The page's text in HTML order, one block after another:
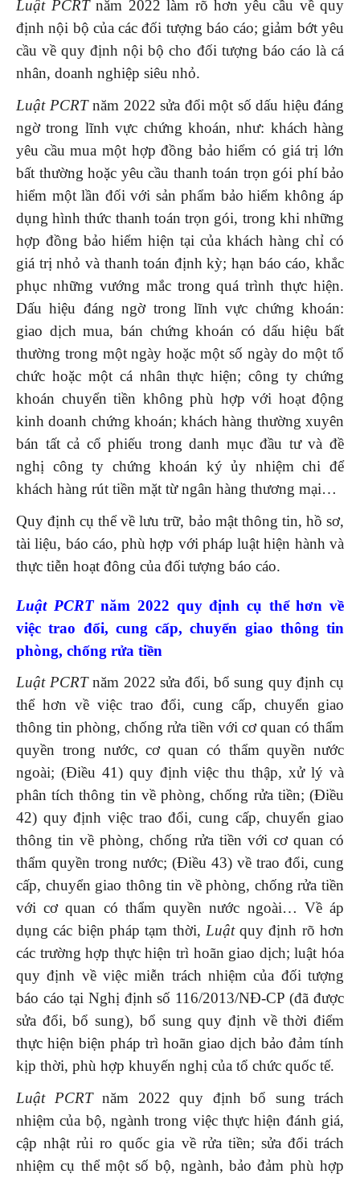
Luật PCRTnăm 2022 làm rõ hơn yêu cầu về quy
định nội bộ của các đối tượng báo cáo; giảm bớt yêu
cầu về quy định nội bộ cho đối tượng báo cáo là cá
nhân, doanh nghiệp siêu nhỏ.
Luật PCRTnăm 2022 sửa đổi một số dấu hiệu đáng
ngờ trong lĩnh vực chứng khoán, như: khách hàng
yêu cầu mua một hợp đồng bảo hiểm có giá trị lớn
bất thường hoặc yêu cầu thanh toán trọn gói phí bảo
hiểm một lần đối với sản phẩm bảo hiểm không áp
dụng hình thức thanh toán trọn gói, trong khi những
hợp đồng bảo hiểm hiện tại của khách hàng chỉ có
giá trị nhỏ và thanh toán định kỳ; hạn báo cáo, khắc
phục những vướng mắc trong quá trình thực hiện.
Dấu hiệu đáng ngờ trong lĩnh vực chứng khoán:
giao dịch mua, bán chứng khoán có dấu hiệu bất
thường trong một ngày hoặc một số ngày do một tổ
chức hoặc một cá nhân thực hiện; công ty chứng
khoán chuyển tiền không phù hợp với hoạt động
kinh doanh chứng khoán; khách hàng thường xuyên
bán tất cả cổ phiếu trong danh mục đầu tư và đề
nghị công ty chứng khoán ký ủy nhiệm chi để
khách hàng rút tiền mặt từ ngân hàng thương mại…
Quy định cụ thể về lưu trữ, bảo mật thông tin, hồ sơ,
tài liệu, báo cáo, phù hợp với pháp luật hiện hành và
thực tiễn hoạt đông của đối tượng báo cáo.
Luật PCRTnăm 2022 quy định cụ thể hơn về
việc trao đổi, cung cấp, chuyển giao thông tin
phòng, chống rửa tiền
Luật PCRTnăm 2022 sửa đổi, bổ sung quy định cụ
thể hơn về việc trao đổi, cung cấp, chuyển giao
thông tin phòng, chống rửa tiền với cơ quan có thẩm
quyền trong nước, cơ quan có thẩm quyền nước
ngoài; (Điều 41) quy định việc thu thập, xử lý và
phân tích thông tin về phòng, chống rửa tiền; (Điều
42) quy định việc trao đổi, cung cấp, chuyển giao
thông tin về phòng, chống rửa tiền với cơ quan có
thẩm quyền trong nước; (Điều 43) về trao đổi, cung
cấp, chuyển giao thông tin về phòng, chống rửa tiền
với cơ quan có thẩm quyền nước ngoài… Về áp
dụng các biện pháp tạm thời, Luậtquy định rõ hơn
các trường hợp thực hiện trì hoãn giao dịch; luật hóa
quy định về việc miễn trách nhiệm của đối tượng
báo cáo tại Nghị định số 116/2013/NĐ-CP (đã được
sửa đổi, bổ sung), bổ sung quy định về thời điểm
thực hiện biện pháp trì hoãn giao dịch bảo đảm tính
kịp thời, phù hợp khuyến nghị của tổ chức quốc tế.
Luật PCRTnăm 2022 quy định bổ sung trách
nhiệm của bộ, ngành trong việc thực hiện đánh giá,
cập nhật rủi ro quốc gia về rửa tiền; sửa đổi trách
nhiệm cụ thể một số bộ, ngành, bảo đảm phù hợp